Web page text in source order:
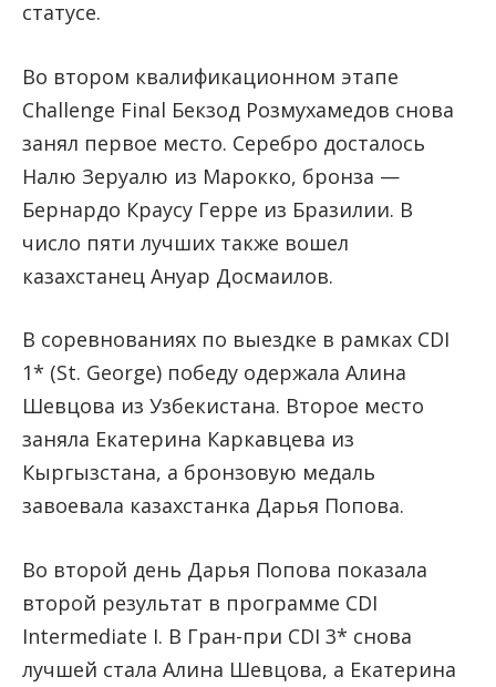
статусе.
Во втором квалификационном этапе
Challenge Final Бекзод Розмухамедов снова
занял первое место. Серебро досталось
Налю Зеруалю из Марокко, бронза —
Бернардо Краусу Герре из Бразилии. В
число пяти лучших также вошел
казахстанец Ануар Досмаилов.
В соревнованиях по выездке в рамках CDI
1* (St. George) победу одержала Алина
Шевцова из Узбекистана. Второе место
заняла Екатерина Каркавцева из
Кыргызстана, а бронзовую медаль
завоевала казахстанка Дарья Попова.
Во второй день Дарья Попова показала
второй результат в программе CDI
Intermediate I. В Гран-при CDI 3* снова
лучшей стала Алина Шевцова, а Екатерина